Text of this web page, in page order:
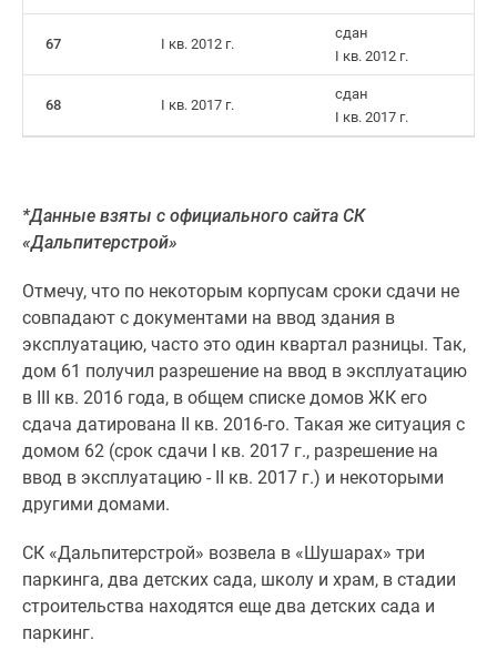
67 I кв. 2012 г.
сдан
I кв. 2012 г.
68 I кв. 2017 г.
сдан
I кв. 2017 г.
*Данные взяты с официального сайта СК
«Дальпитерстрой»
Отмечу, что по некоторым корпусам сроки сдачи не
совпадают с документами на ввод здания в
эксплуатацию, часто это один квартал разницы. Так,
дом 61 получил разрешение на ввод в эксплуатацию
в III кв. 2016 года, в общем списке домов ЖК его
сдача датирована II кв. 2016-го. Такая же ситуация с
домом 62 (срок сдачи I кв. 2017 г., разрешение на
ввод в эксплуатацию - II кв. 2017 г.) и некоторыми
другими домами.
СК «Дальпитерстрой» возвела в «Шушарах» три
паркинга, два детских сада, школу и храм, в стадии
строительства находятся еще два детских сада и
паркинг.